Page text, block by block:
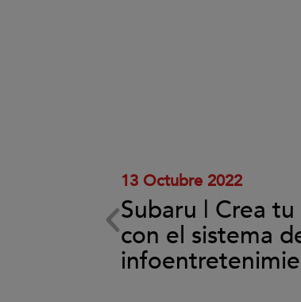
13 Octubre 2022
Subaru | Crea
con el sistema